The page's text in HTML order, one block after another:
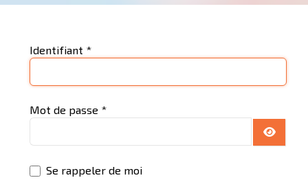
Identifiant *
Mot de passe *
Se rappeler de moi